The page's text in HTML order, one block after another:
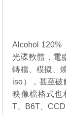
Alcohol 120%
光碟軟體，電
轉檔、模擬、
iso），甚至破
映像檔格式也
T、B6T、